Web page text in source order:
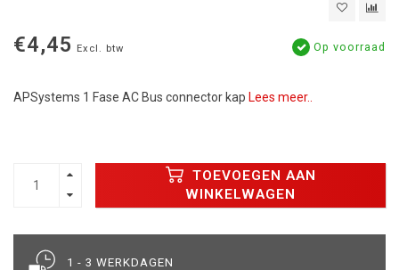
€4,45 Excl. btw Op voorraad
APSystems 1 Fase AC Bus connector kap Lees meer..
TOEVOEGEN AAN
WINKELWAGEN
1 - 3 WERKDAGEN